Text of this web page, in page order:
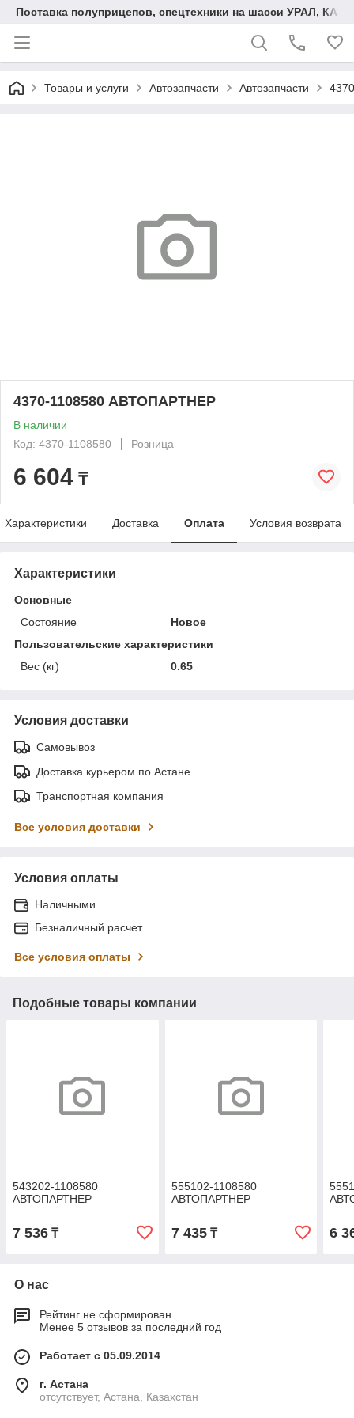
Поставка полуприцепов, спецтехники на шасси УРАЛ,
Товары и услуги Автозапчасти Автозапчасти
4370-1108580 АВТОПАРТНЕР
В наличии
Код: 4370-1108580
Розница
6 604 ₸
Характеристики Доставка Оплата Условия возврата
Характеристики
Основные
Состояние
Новое
Пользовательские характеристики
Вес (кг)
0.65
Условия доставки
Самовывоз
Доставка курьером по Астане
Транспортная компания
Все условия доставки
Условия оплаты
Наличными
Безналичный расчет
Все условия оплаты
Подобные товары компании
543202-1108580
АВТОПАРТНЕР
7 536 ₸
555102-1108580
АВТОПАРТНЕР
7 435₸ 6
О нас
Рейтинг не сформирован
Менее 5 отзывов за последний год
Работает с 05.09.2014
г. Астана
отсутствует, Астана, Казахстан